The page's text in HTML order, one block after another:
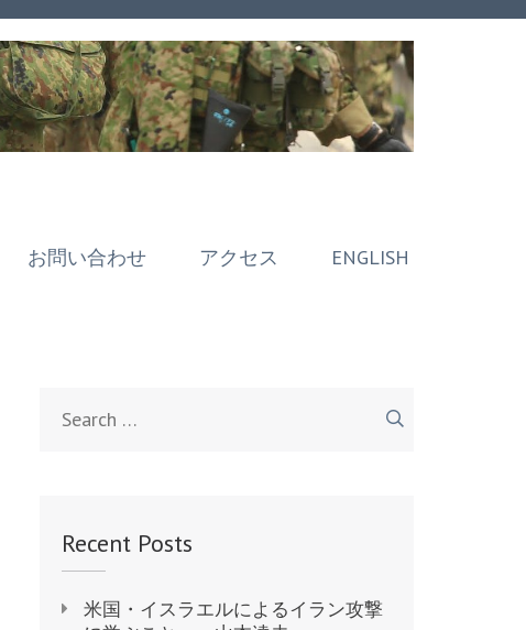
お問い合わせ アクセス ENGLISH
Recent Posts
米国・イスラエルによるイラン攻撃